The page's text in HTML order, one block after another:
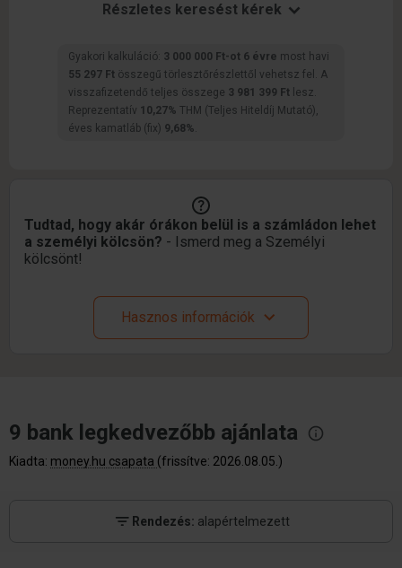
Részletes keresést kérek
Gyakori kalkuláció: 3 000 000 Ft-ot 6 évre most havi
55 297 Ft összegű törlesztőrészlettől vehetsz fel. A
visszafizetendő teljes összege 3 981 399 Ft lesz.
Reprezentatív 10,27% THM (Teljes Hiteldíj Mutató),
éves kamatláb (fix) 9,68%.
Tudtad, hogy akár órákon belül is a számládon lehet
a személyi kölcsön? - Ismerd meg a Személyi
kölcsönt!
Hasznos információk
9 bank legkedvezőbb ajánlata
Kiadta: money.hu csapata (frissítve: 2026.08.05.)
Rendezés: alapértelmezett